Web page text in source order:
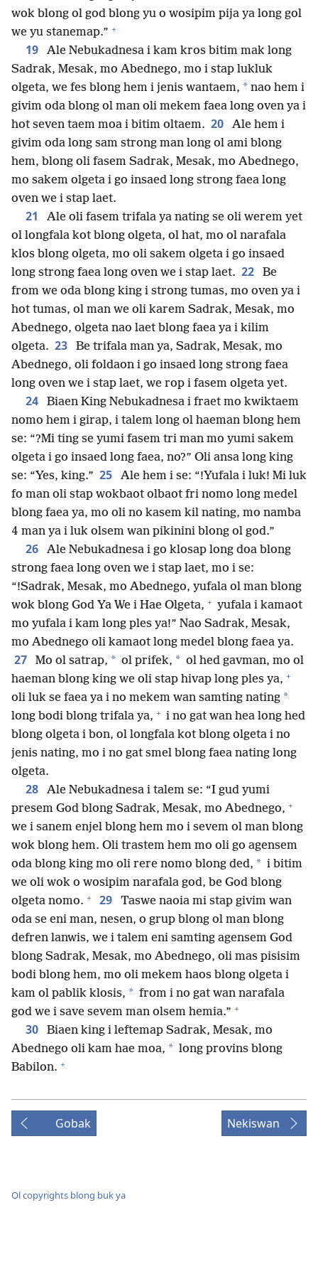
wok blong ol god blong yu o wosipim pija ya long gol
we yu stanemap.” +
19
Ale Nebukadnesa i kam kros bitim mak long
Sadrak, Mesak, mo Abednego, mo i stap lukluk
olgeta, we fes blong hem i jenis wantaem, * nao hem i
givim oda blong ol man oli mekem faea long oven ya i
hot seven taem moa i bitim oltaem. 20
Ale hem i
givim oda long sam strong man long ol ami blong
hem, blong oli fasem Sadrak, Mesak, mo Abednego,
mo sakem olgeta i go insaed long strong faea long
oven we i stap laet.
21
Ale oli fasem trifala ya nating se oli werem yet
ol longfala kot blong olgeta, ol hat, mo ol narafala
klos blong olgeta, mo oli sakem olgeta i go insaed
long strong faea long oven we i stap laet. 22
Be
from we oda blong king i strong tumas, mo oven ya i
hot tumas, ol man we oli karem Sadrak, Mesak, mo
Abednego, olgeta nao laet blong faea ya i kilim
olgeta. 23
Be trifala man ya, Sadrak, Mesak, mo
Abednego, oli foldaon i go insaed long strong faea
long oven we i stap laet, we rop i fasem olgeta yet.
24
Biaen King Nebukadnesa i fraet mo kwiktaem
nomo hem i girap, i talem long ol haeman blong hem
se: “?Mi ting se yumi fasem tri man mo yumi sakem
olgeta i go insaed long faea, no?” Oli ansa long king
se: “Yes, king.” 25
Ale hem i se: “!Yufala i luk! Mi luk
fo man oli stap wokbaot olbaot fri nomo long medel
blong faea ya, mo oli no kasem kil nating, mo namba
4 man ya i luk olsem wan pikinini blong ol god.”
26
Ale Nebukadnesa i go klosap long doa blong
strong faea long oven we i stap laet, mo i se:
“!Sadrak, Mesak, mo Abednego, yufala ol man blong
wok blong God Ya We i Hae Olgeta, + yufala i kamaot
mo yufala i kam long ples ya!” Nao Sadrak, Mesak,
mo Abednego oli kamaot long medel blong faea ya.
27 Mo ol satrap, * ol prifek, * ol hed gavman, mo ol
haeman blong king we oli stap hivap long ples ya, +
oli luk se faea ya i no mekem wan samting nating *
long bodi blong trifala ya, + i no gat wan hea long hed
blong olgeta i bon, ol longfala kot blong olgeta i no
jenis nating, mo i no gat smel blong faea nating long
olgeta.
28
Ale Nebukadnesa i talem se: “I gud yumi
presem God blong Sadrak, Mesak, mo Abednego, +
we i sanem enjel blong hem mo i sevem ol man blong
wok blong hem. Oli trastem hem mo oli go agensem
oda blong king mo oli rere nomo blong ded, * i bitim
we oli wok o wosipim narafala god, be God blong
olgeta nomo. + 29
Taswe naoia mi stap givim wan
oda se eni man, nesen, o grup blong ol man blong
defren lanwis, we i talem eni samting agensem God
blong Sadrak, Mesak, mo Abednego, oli mas pisisim
bodi blong hem, mo oli mekem haos blong olgeta i
kam ol pablik klosis, * from i no gat wan narafala
god we i save sevem man olsem hemia.” +
30
Biaen king i leftemap Sadrak, Mesak, mo
Abednego oli kam hae moa, * long provins blong
Babilon. +
Gobak Nekiswan
Ol copyrights blong buk ya